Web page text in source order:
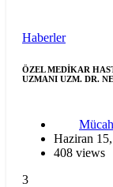
Haberler
ÖZEL MEDİKAR
UZMANI UZM. DR.
Haziran
408 views
3